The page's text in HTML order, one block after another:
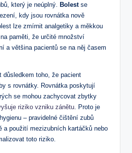
který je neúplný.
Bolestse
kdy jsou rovnátka nově
lze zmírnit analgetiky a měkkou
paměti, že určité množství
a většina pacientů se na něj časem
důsledkem toho, že pacient
s rovnátky. Rovnátka poskytují
se mohou zachycovat zbytky
riziko vzniku zánětu . Proto je
– pravidelné čištění zubů
a použití mezizubních kartáčků nebo
toto riziko.